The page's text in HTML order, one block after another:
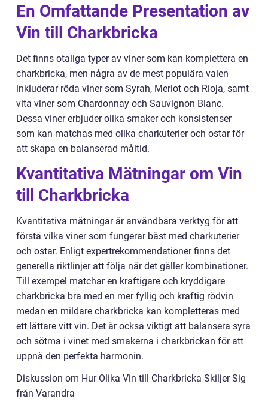
En Omfattande Presentation av
Vin till Charkbricka
Det finns otaliga typer av viner som kan komplettera en
charkbricka, men några av de mest populära valen
inkluderar röda viner som Syrah, Merlot och Rioja, samt
vita viner som Chardonnay och Sauvignon Blanc.
Dessa viner erbjuder olika smaker och konsistenser
som kan matchas med olika charkuterier och ostar för
att skapa en balanserad måltid.
Kvantitativa Mätningar om Vin
till Charkbricka
Kvantitativa mätningar är användbara verktyg för att
förstå vilka viner som fungerar bäst med charkuterier
och ostar. Enligt expertrekommendationer finns det
generella riktlinjer att följa när det gäller kombinationer.
Till exempel matchar en kraftigare och kryddigare
charkbricka bra med en mer fyllig och kraftig rödvin
medan en mildare charkbricka kan kompletteras med
ett lättare vitt vin. Det är också viktigt att balansera syra
och sötma i vinet med smakerna i charkbrickan för att
uppnå den perfekta harmonin.
Diskussion om Hur Olika Vin till Charkbricka Skiljer Sig
från Varandra